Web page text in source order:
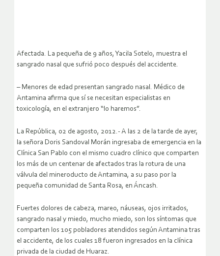
Afectada. La pequeña de 9 años, Yacila Sotelo, muestra el
sangrado nasal que sufrió poco después del accidente.
– Menores de edad presentan sangrado nasal. Médico de
Antamina afirma que sí se necesitan especialistas en
toxicología, en el extranjero “lo haremos”.
La República, 02 de agosto, 2012.- A las 2 de la tarde de ayer,
la señora Doris Sandoval Morán ingresaba de emergencia en la
Clínica San Pablo con el mismo cuadro clínico que comparten
los más de un centenar de afectados tras la rotura de una
válvula del mineroducto de Antamina, a su paso por la
pequeña comunidad de Santa Rosa, en Áncash.
Fuertes dolores de cabeza, mareo, náuseas, ojos irritados,
sangrado nasal y miedo, mucho miedo, son los síntomas que
comparten los 105 pobladores atendidos según Antamina tras
el accidente, de los cuales 18 fueron ingresados en la clínica
privada de la ciudad de Huaraz.